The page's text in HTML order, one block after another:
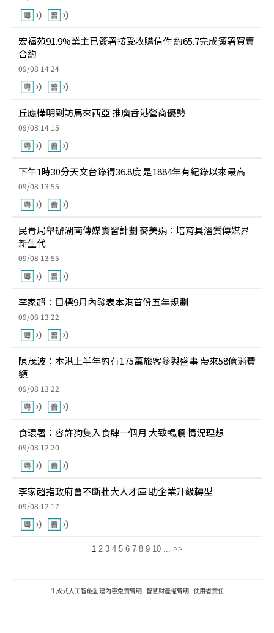
宏福苑91.9%業主已簽署接受收購信件 約65.7完成簽署買賣
合約
09/08 14:24
丘應樺明到訪馬來西亞 推廣香港營商優勢
09/08 14:15
下午1時30分天文台錄得36.8度 是1884年有紀錄以來最高
09/08 13:55
民青局舉辦湖南傳媒實習計劃 麥美娟：培育具潛質傳媒界
新生代
09/08 13:55
李家超：目標9月內發表本港首份五年規劃
09/08 13:22
陳茂波：本港上半年約有175萬旅客參與盛事 帶來58億消費
額
09/08 13:22
食環署：容許狗隻入食肆一個月 大致暢順 情況理想
09/08 12:20
李家超指政府會不斷壯大人才庫 助企業升級轉型
09/08 12:17
1 2 3 4 5 6 7 8 9 10 ... >>
生成式人工智能創建內容免責聲明 | 智慧財產權聲明 | 使用者責任